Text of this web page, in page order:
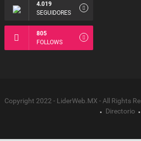
4.019
SEGUIDORES
805
FOLLOWS
Copyright 2022 - LiderWeb.MX - All Rights
Directorio